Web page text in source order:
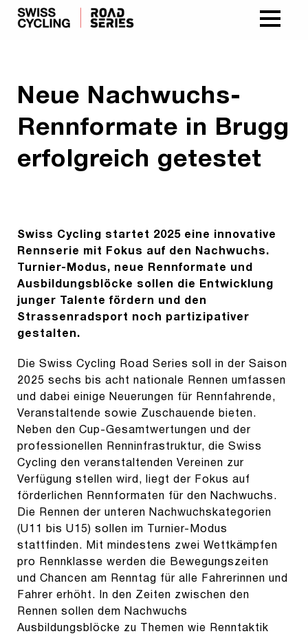
Neue Nachwuchs-
Rennformate in Brugg
erfolgreich getestet
Swiss Cycling startet 2025 eine innovative
Rennserie mit Fokus auf den Nachwuchs.
Turnier-Modus, neue Rennformate und
Ausbildungsblöcke sollen die Entwicklung
junger Talente fördern und den
Strassenradsport noch partizipativer
gestalten.
Die Swiss Cycling Road Series soll in der Saison
2025 sechs bis acht nationale Rennen umfassen
und dabei einige Neuerungen für Rennfahrende,
Veranstaltende sowie Zuschauende bieten.
Neben den Cup-Gesamtwertungen und der
professionellen Renninfrastruktur, die Swiss
Cycling den veranstaltenden Vereinen zur
Verfügung stellen wird, liegt der Fokus auf
förderlichen Rennformaten für den Nachwuchs.
Die Rennen der unteren Nachwuchskategorien
(U11 bis U15) sollen im Turnier-Modus
stattfinden. Mit mindestens zwei Wettkämpfen
pro Rennklasse werden die Bewegungszeiten
und Chancen am Renntag für alle Fahrerinnen und
Fahrer erhöht. In den Zeiten zwischen den
Rennen sollen dem Nachwuchs
Ausbildungsblöcke zu Themen wie Renntaktik